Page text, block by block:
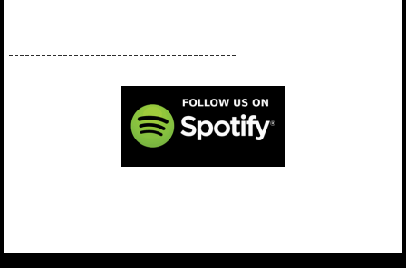
------------------------------------------